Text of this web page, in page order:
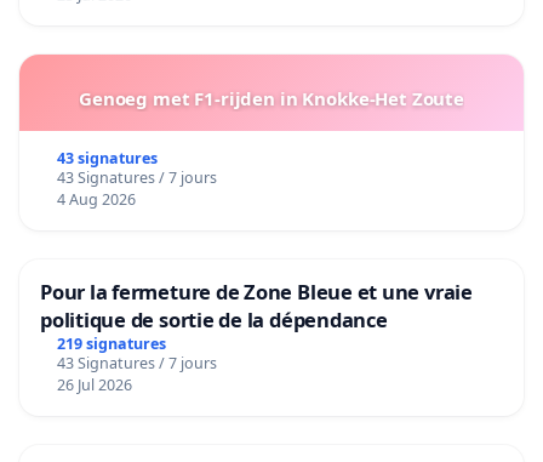
Genoeg met F1-rijden in Knokke-Het Zoute
43 signatures
43 Signatures / 7 jours
4 Aug 2026
Pour la fermeture de Zone Bleue et une vraie
politique de sortie de la dépendance
219 signatures
43 Signatures / 7 jours
26 Jul 2026